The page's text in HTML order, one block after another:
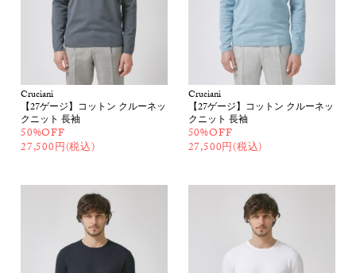
Cruciani
【27ゲージ】コットン クルーネッ
クニット 長袖
50%OFF
27,500円(税込)
Cruciani
【27ゲージ】コットン クルーネッ
クニット 長袖
50%OFF
27,500円(税込)